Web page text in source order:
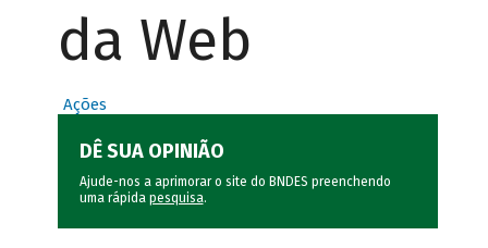
da Web
Ações
DÊ SUA OPINIÃO
Ajude-nos a aprimorar o site do BNDES preenchendo
uma rápida pesquisa.